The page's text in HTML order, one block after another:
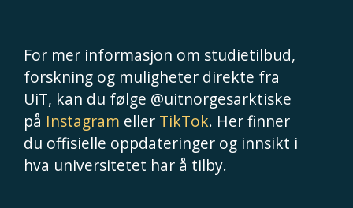
For mer informasjon om studietilbud,
forskning og muligheter direkte fra
UiT, kan du følge @uitnorgesarktiske
på Instagram eller TikTok. Her finner
du offisielle oppdateringer og innsikt i
hva universitetet har å tilby.